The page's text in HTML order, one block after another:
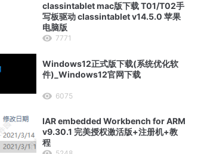
classintablet mac版下载 T01/T02手
写板驱动 classintablet v14.5.0 苹果
电脑版
7771
Windows12正式版下载(系统优化软
件)_Windows12官网下载
6075
IAR embedded Workbench for ARM
v9.30.1 完美授权激活版+注册机+教
程